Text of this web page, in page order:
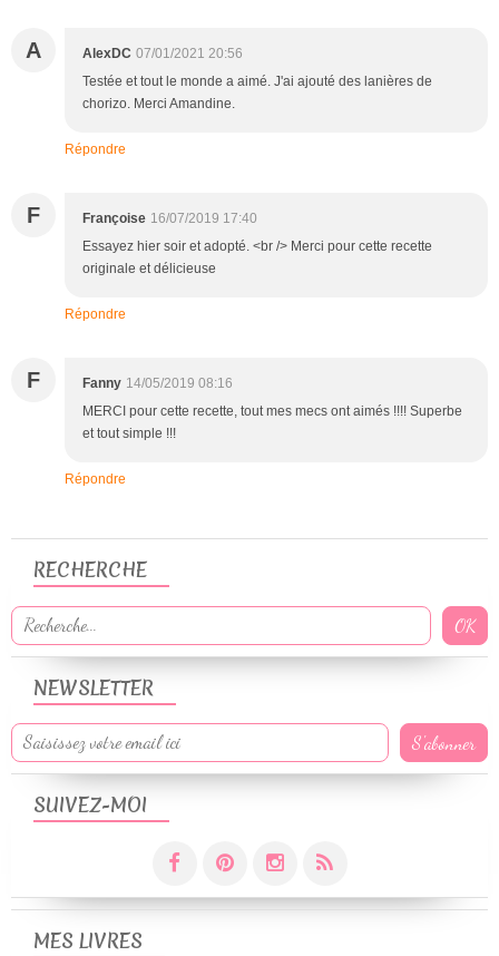
A AlexDC 07/01/2021 20:56
Testée et tout le monde a aimé. J'ai ajouté des lanières de
chorizo. Merci Amandine.
Répondre
F Françoise 16/07/2019 17:40
Essayez hier soir et adopté. <br /> Merci pour cette recette
originale et délicieuse
Répondre
F Fanny 14/05/2019 08:16
MERCI pour cette recette, tout mes mecs ont aimés !!!! Superbe
et tout simple !!!
Répondre
NEWSLETTER
SUIVEZ-MOI
RECHERCHE
MES LIVRES